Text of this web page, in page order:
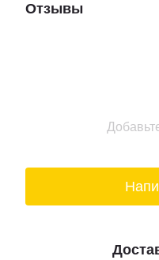
Купить подарок ко
Подарки на новый год
Подарочные наборы
Коньяки цена
Магазины мармелад
Отзывы